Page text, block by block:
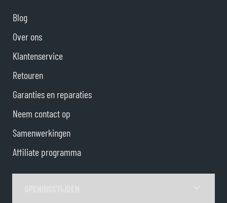
Blog
Over ons
Klantenservice
Retouren
Garanties en reparaties
Neem contact op
Samenwerkingen
Affiliate programma